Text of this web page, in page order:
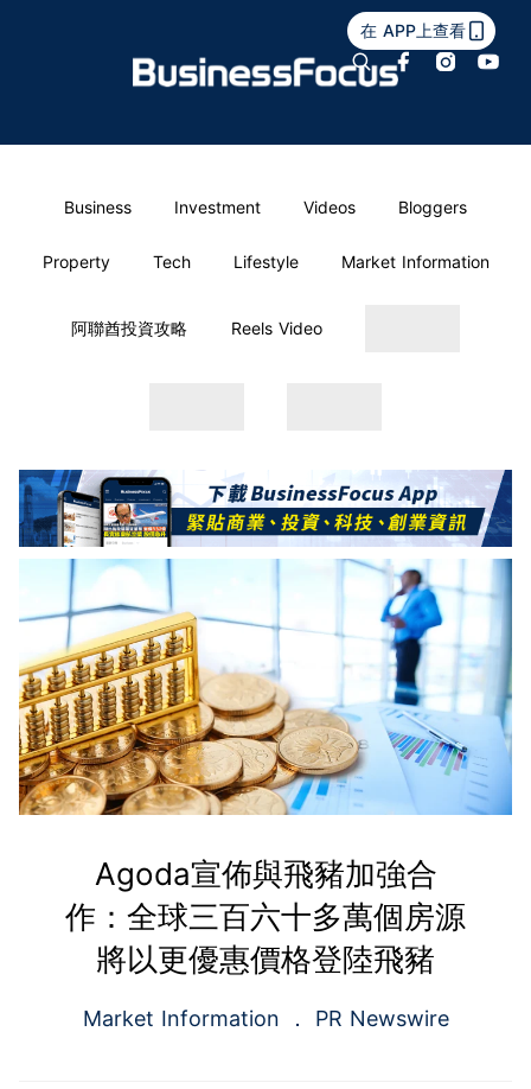
在 APP上查看
Business Investment Videos Bloggers
Property Tech Lifestyle Market Information
阿聯酋投資攻略 Reels Video
Agoda宣佈與飛豬加強合
作：全球三百六十多萬個房源
將以更優惠價格登陸飛豬
Market Information PR Newswire